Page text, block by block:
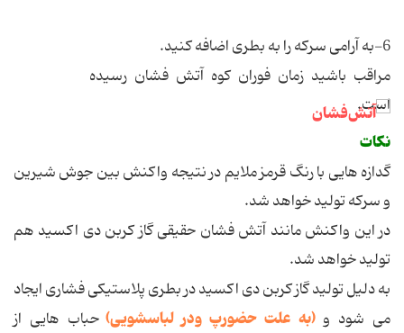
6-به آرامیسركه را به بطری اضافه كنید.
مراقب باشید زمان فوران كوه آتش فشان رسیده
است.
نكات
گدازه هایی با رنگ قرمز ملایم در نتیجه واكنش بین جوش شیرین
و سركه تولید خواهد شد.
در این واكنش مانند آتش فشان حقیقی گاز كربن دی اكسید هم
تولید خواهد شد.
به دلیل تولید گاز كربن دی اكسید در بطری پلاستیكی فشاری ایجاد
می شود و(به علت حضورپ ودر لباسشویی)حباب هایی از